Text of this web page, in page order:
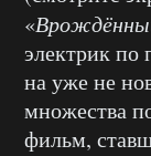
«
электрик по
на уже не
множества
фильм,